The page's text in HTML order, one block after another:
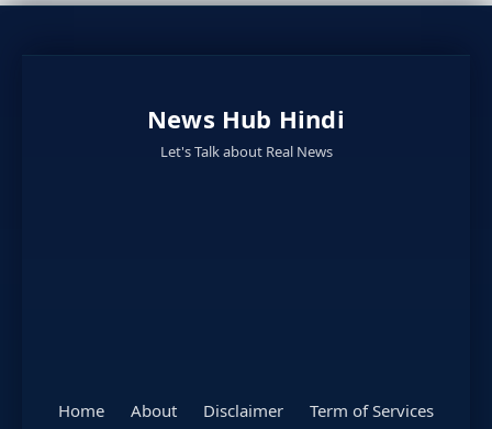
News Hub Hindi
Let's Talk about Real News
Home About Disclaimer
Term of Services